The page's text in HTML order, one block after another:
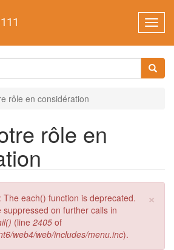
rôle en considération
rôle en
×
: The each() function is deprecated.
on further calls in
(line 2405 of
web4/web/includes/menu.inc).